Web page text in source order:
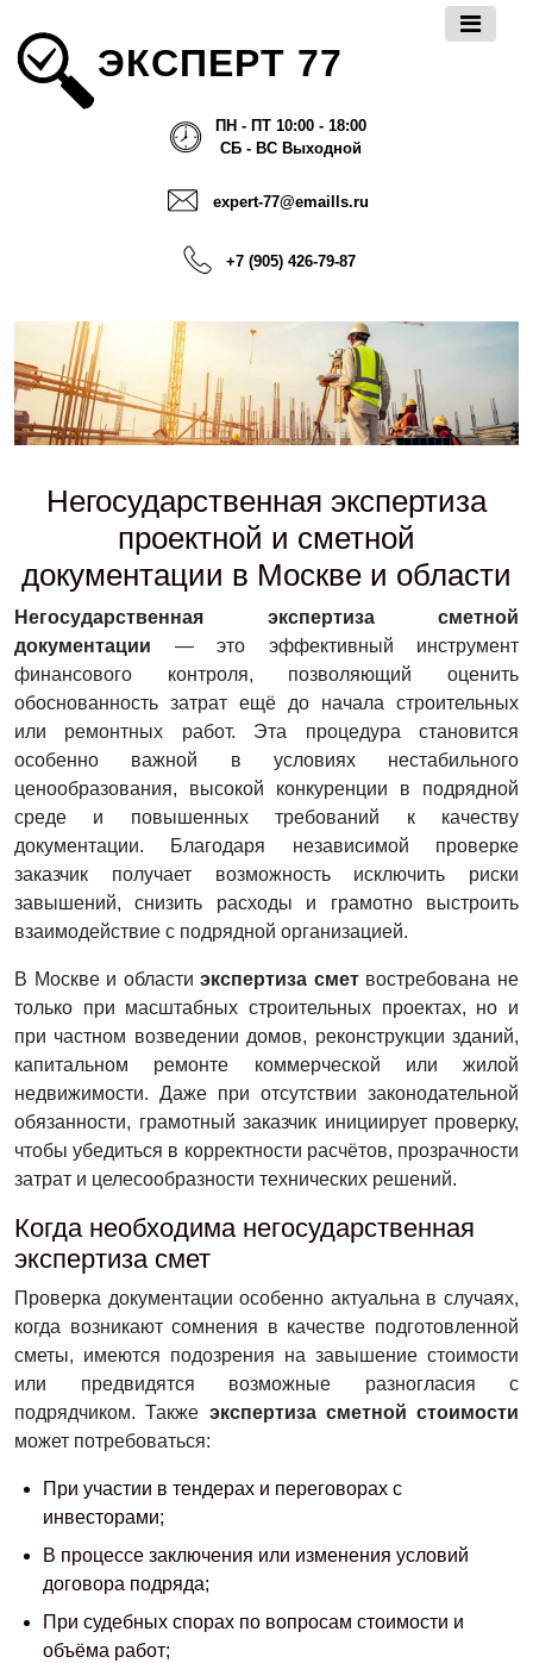
ЭКСПЕРТ 77
ПН - ПТ 10:00 - 18:00
СБ - ВС Выходной
expert-77@emaills.ru
+7 (905) 426-79-87
Негосударственная экспертиза
проектной и сметной
документации в Москве и области
Негосударственная экспертиза сметной
документации — это эффективный инструмент
финансового контроля, позволяющий оценить
обоснованность затрат ещё до начала строительных
или ремонтных работ. Эта процедура становится
особенно важной в условиях нестабильного
ценообразования, высокой конкуренции в подрядной
среде и повышенных требований к качеству
документации. Благодаря независимой проверке
заказчик получает возможность исключить риски
завышений, снизить расходы и грамотно выстроить
взаимодействие с подрядной организацией.
В Москве и областиэкспертиза сметвостребована не
только при масштабных строительных проектах, но и
при частном возведении домов, реконструкции зданий,
капитальном ремонте коммерческой или жилой
недвижимости. Даже при отсутствии законодательной
обязанности, грамотный заказчик инициирует проверку,
чтобы убедиться в корректности расчётов, прозрачности
затрат и целесообразности технических решений.
Когда необходима негосударственная
экспертиза смет
Проверка документации особенно актуальна в случаях,
когда возникают сомнения в качестве подготовленной
сметы, имеются подозрения на завышение стоимости
или предвидятся возможные разногласия с
подрядчиком. Также экспертиза сметной стоимости
может потребоваться:
При участии в тендерах и переговорах с
инвесторами;
В процессе заключения или изменения условий
договора подряда;
При судебных спорах по вопросам стоимости и
объёма работ;